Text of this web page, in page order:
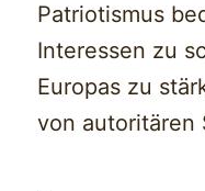
Patriotismus
Interessen zu
Europas zu
von autoritären